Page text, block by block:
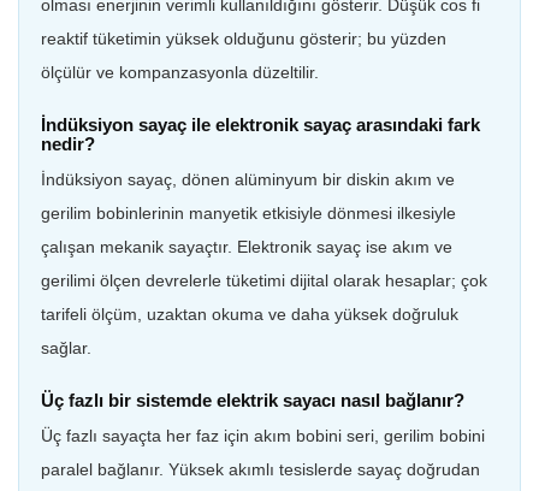
olması enerjinin verimli kullanıldığını gösterir. Düşük cos fi
reaktif tüketimin yüksek olduğunu gösterir; bu yüzden
ölçülür ve kompanzasyonla düzeltilir.
İndüksiyon sayaç ile elektronik sayaç arasındaki fark
nedir?
İndüksiyon sayaç, dönen alüminyum bir diskin akım ve
gerilim bobinlerinin manyetik etkisiyle dönmesi ilkesiyle
çalışan mekanik sayaçtır. Elektronik sayaç ise akım ve
gerilimi ölçen devrelerle tüketimi dijital olarak hesaplar; çok
tarifeli ölçüm, uzaktan okuma ve daha yüksek doğruluk
sağlar.
Üç fazlı bir sistemde elektrik sayacı nasıl bağlanır?
Üç fazlı sayaçta her faz için akım bobini seri, gerilim bobini
paralel bağlanır. Yüksek akımlı tesislerde sayaç doğrudan